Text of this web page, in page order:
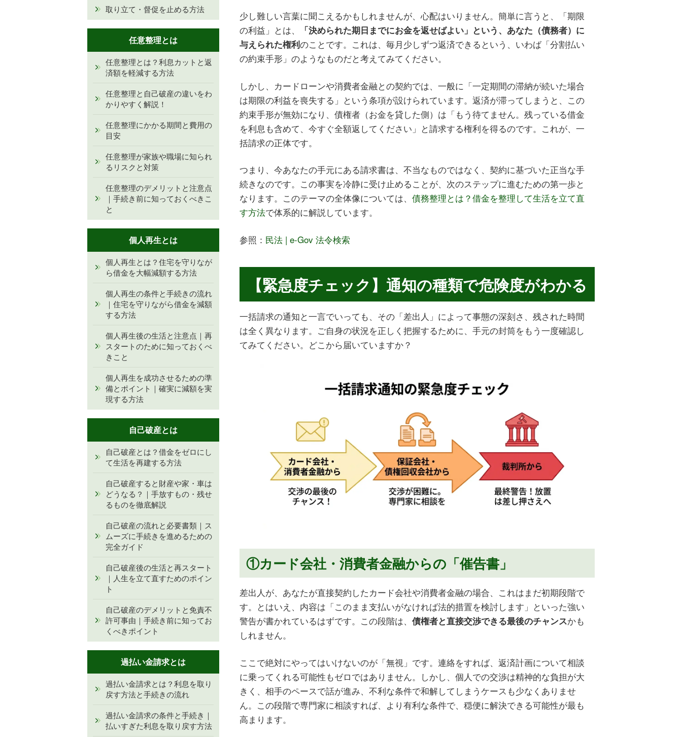
少し難しい言葉に聞こえるかもしれませんが、心配はいりません。簡単に言うと、「期限
の利益」とは、
「決められた期日までにお金を返せばよい」という、あなた（債務者）に
与えられた権利のことです。これは、毎月少しずつ返済できるという、いわば「分割払い
の約束手形」のようなものだと考えてみてください。
しかし、カードローンや消費者金融との契約では、一般に「一定期間の滞納が続いた場合
は期限の利益を喪失する」という条項が設けられています。返済が滞ってしまうと、この
約束手形が無効になり、債権者（お金を貸した側）は「もう待てません。残っている借金
を利息も含めて、今すぐ全額返してください」と請求する権利を得るのです。これが、一
括請求の正体です。
つまり、今あなたの手元にある請求書は、不当なものではなく、契約に基づいた正当な手
続きなのです。この事実を冷静に受け止めることが、次のステップに進むための第一歩と
なります。このテーマの全体像については、 債務整理とは？借金を整理して生活を立て直
す方法で体系的に解説しています。
参照： 民法 | e-Gov 法令検索
【緊急度チェック】通知の種類で危険度がわかる
一括請求の通知と一言でいっても、その「差出人」によって事態の深刻さ、残された時間
は全く異なります。ご自身の状況を正しく把握するために、手元の封筒をもう一度確認し
てみてください。どこから届いていますか？
①カード会社・消費者金融からの「催告書」
差出人が、あなたが直接契約したカード会社や消費者金融の場合、これはまだ初期段階で
す。とはいえ、内容は「このまま支払いがなければ法的措置を検討します」といった強い
警告が書かれているはずです。この段階は、 債権者と直接交渉できる最後のチャンスかも
しれません。
ここで絶対にやってはいけないのが「無視」です。連絡をすれば、返済計画について相談
に乗ってくれる可能性もゼロではありません。しかし、個人での交渉は精神的な負担が大
きく、相手のペースで話が進み、不利な条件で和解してしまうケースも少なくありませ
ん。この段階で専門家に相談すれば、より有利な条件で、穏便に解決できる可能性が最も
高まります。
取り立て・督促を止める方法
任意整理とは
任意整理とは？利息カットと返
済額を軽減する方法
任意整理と自己破産の違いをわ
かりやすく解説！
任意整理にかかる期間と費用の
目安
任意整理が家族や職場に知られ
るリスクと対策
任意整理のデメリットと注意点
｜手続き前に知っておくべきこ
と
個人再生とは
個人再生とは？住宅を守りなが
ら借金を大幅減額する方法
個人再生の条件と手続きの流れ
｜住宅を守りながら借金を減額
する方法
個人再生後の生活と注意点｜再
スタートのために知っておくべ
きこと
個人再生を成功させるための準
備とポイント｜確実に減額を実
現する方法
自己破産とは
自己破産とは？借金をゼロにし
て生活を再建する方法
自己破産すると財産や家・車は
どうなる？｜手放すもの・残せ
るものを徹底解説
自己破産の流れと必要書類｜ス
ムーズに手続きを進めるための
完全ガイド
自己破産後の生活と再スタート
｜人生を立て直すためのポイン
ト
自己破産のデメリットと免責不
許可事由｜手続き前に知ってお
くべきポイント
過払い金請求とは
過払い金請求とは？利息を取り
戻す方法と手続きの流れ
過払い金請求の条件と手続き｜
払いすぎた利息を取り戻す方法